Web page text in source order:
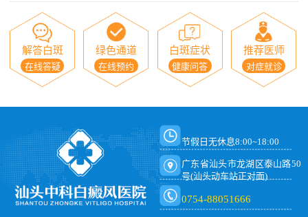
解答白斑
在线答疑
绿色通道
在线预约
白斑症状
健康问答
推荐医师
对症就诊
节假日无休息8:00~18:00
广东省汕头市龙湖区泰山路50
号(汕头动车站正对面)
0754-88051666